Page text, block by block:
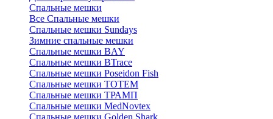
Спальные мешки
Все Спальные мешки
Спальные мешки Sundays
Зимние спальные мешки
Спальные мешки BAY
Спальные мешки BTrace
Спальные мешки Poseidon Fish
Спальные мешки ТОТЕМ
Спальные мешки ТРАМП
Cпальные мешки MedNovtex
Спальные мешки Golden Shark